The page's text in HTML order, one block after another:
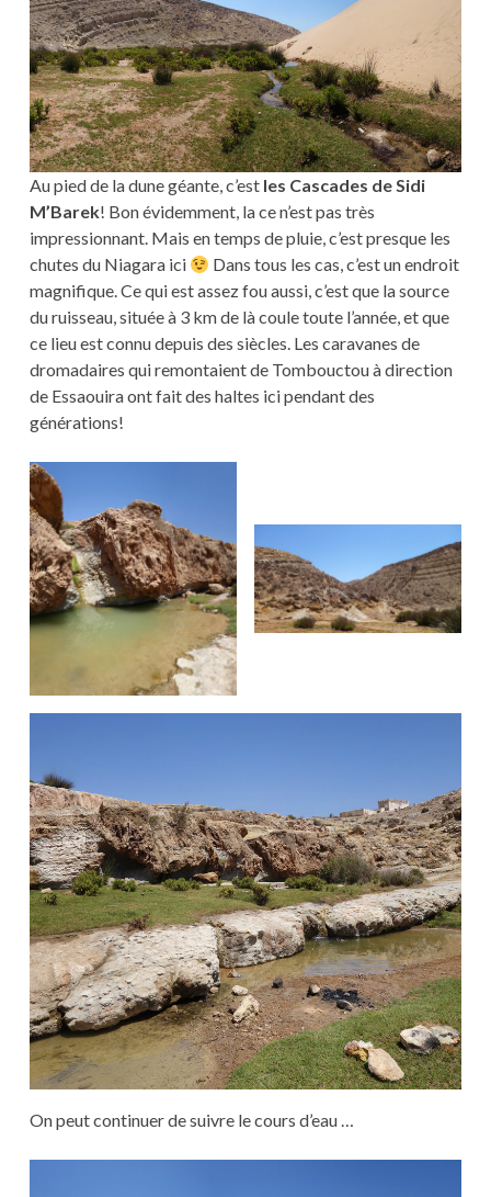
Au pied de la dune géante, c’est les Cascades de Sidi
M’Barek! Bon évidemment, la ce n’est pas très
impressionnant. Mais en temps de pluie, c’est presque les
chutes du Niagara ici
Dans tous les cas, c’est un endroit
magnifique. Ce qui est assez fou aussi, c’est que la source
du ruisseau, située à 3 km de là coule toute l’année, et que
ce lieu est connu depuis des siècles. Les caravanes de
dromadaires qui remontaient de Tombouctou à direction
de Essaouira ont fait des haltes ici pendant des
générations!
On peut continuer de suivre le cours d’eau …